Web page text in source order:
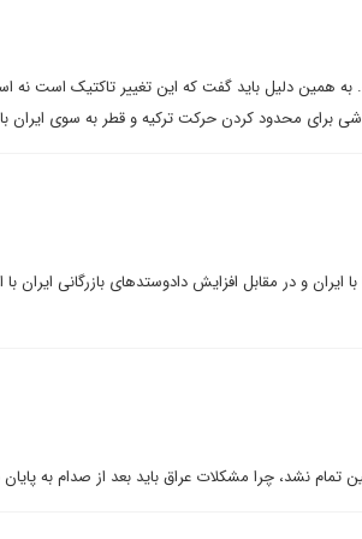
سعودی ها در قبال ایران مانند سال 2007 است. به همین دلیل باید گفت که این تغییر تاکتیک
برای محدود کردن حرکت ترکیه و قطر به سوی ایران
و در مقابل افزایش دادوستدهای بازرگانی ایران با
نشد، چرا مشکلات عراق باید بعد از صدام به